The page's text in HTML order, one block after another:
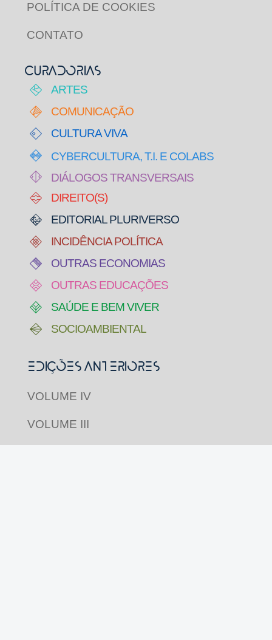
POLÍTICA DE COOKIES
CONTATO
CURADORIAS
ARTES
COMUNICAÇÃO
CULTURA VIVA
CYBERCULTURA, T.I. E COLABS
DIÁLOGOS TRANSVERSAIS
DIREITO(S)
EDITORIAL PLURIVERSO
INCIDÊNCIA POLÍTICA
OUTRAS ECONOMIAS
OUTRAS EDUCAÇÕES
SAÚDE E BEM VIVER
SOCIOAMBIENTAL
Edições Anteriores
VOLUME IV
VOLUME III